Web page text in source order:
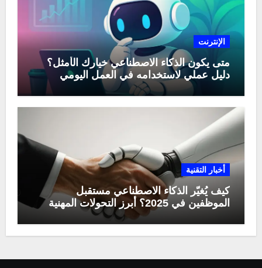
الإنترنت
متى يكون الذكاء الاصطناعي خيارك الأمثل؟
دليل عملي لاستخدامه في العمل اليومي
أخبار التقنية
كيف يُغيّر الذكاء الاصطناعي مستقبل
الموظفين في 2025؟ أبرز التحولات المهنية